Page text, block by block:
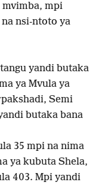
mvimba, mpi
nsi-ntoto ya
yandi butaka
ya Mvula ya
Semi
butaka bana
35 mpi na nima
ya kubuta Shela,
403. Mpi yandi